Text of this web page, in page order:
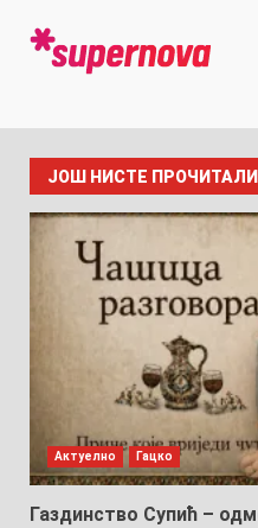
ЈОШ НИСТЕ
Актуелно Гацко
Газдинство Супић –